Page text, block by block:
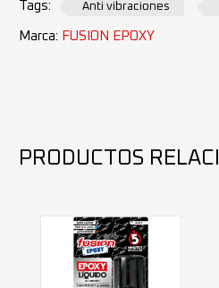
Tags: Anti vibraciones
Marca: FUSION EPOXY
PRODUCTOS